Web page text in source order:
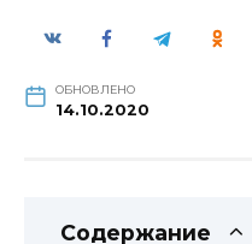
ОБНОВЛЕНО
14.10.2020
Содержание